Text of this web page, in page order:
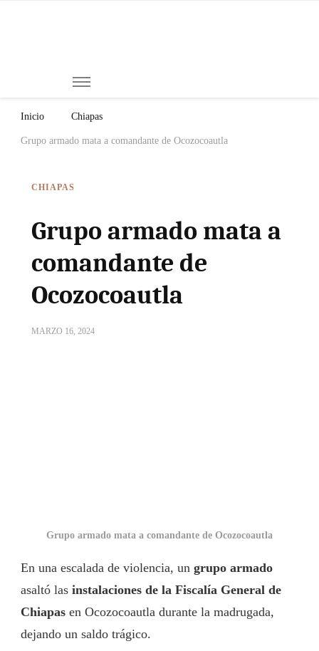
Inicio Chiapas
Grupo armado mata a comandante de Ocozocoautla
CHIAPAS
Grupo armado mata a
comandante de
Ocozocoautla
MARZO 16, 2024
Grupo armado mata a comandante de Ocozocoautla
En una escalada de violencia, un grupo armado
asaltó las instalaciones de la Fiscalía General de
Chiapas en Ocozocoautla durante la madrugada,
dejando un saldo trágico.